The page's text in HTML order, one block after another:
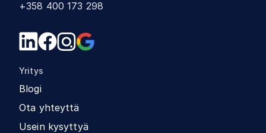
+358 400 173 298
Yritys
Blogi
Ota yhteyttä
Usein kysyttyä